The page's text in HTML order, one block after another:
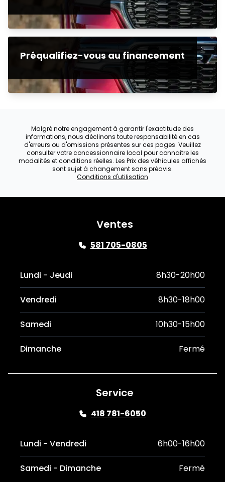
Préqualifiez-vous au financement
Malgré notre engagement à garantir l'exactitude des
informations, nous déclinons toute responsabilité en cas
d'erreurs ou d'omissions présentes sur ces pages. Veuillez
consulter votre concessionnaire local pour connaître les
modalités et conditions réelles. Les Prix des véhicules affichés
sont sujet à changement sans préavis.
Conditions d'utilisation
Ventes
581 705-0805
Lundi - Jeudi 8h30-20h00
Vendredi 8h30-18h00
Samedi 10h30-15h00
Dimanche Fermé
Service
418 781-6050
Lundi - Vendredi 6h00-16h00
Samedi - Dimanche Fermé